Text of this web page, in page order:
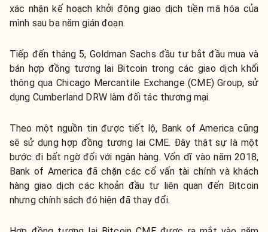
xác nhận kế hoạch khởi động giao dịch tiền mã hóa của
mình sau ba năm gián đoạn.
Tiếp đến tháng 5, Goldman Sachs đầu tư bắt đầu mua và
bán hợp đồng tương lai Bitcoin trong các giao dịch khối
thông qua Chicago Mercantile Exchange (CME) Group, sử
dụng Cumberland DRW làm đối tác thương mại.
Theo một nguồn tin được tiết lộ, Bank of America cũng
sẽ sử dụng hợp đồng tương lai CME. Đây thật sự là một
bước đi bất ngờ đối với ngân hàng. Vốn dĩ vào năm 2018,
Bank of America đã chặn các cố vấn tài chính và khách
hàng giao dịch các khoản đầu tư liên quan đến Bitcoin
nhưng chính sách đó hiện đã thay đổi.